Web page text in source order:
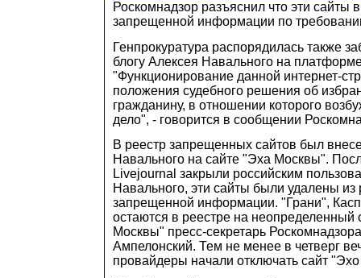
Роскомнадзор разъяснил что эти сайты
запрещенной информации по
Генпрокуратура распорядилась также
блогу Алексея Навального на
"Функционирование данной интернет-
положения судебного решения об
гражданину, в отношении которого
дело", - говорится в сообщении
В реестр запрещенных сайтов был
Навального на сайте "Эха Москвы".
Livejournal закрыли российским
Навального, эти сайты были удалены из
запрещенной информации. "Грани",
остаются в реестре на неопределенный
Москвы" пресс-секретарь
Ампелонский. Тем не менее в четверг
провайдеры начали отключать сайт